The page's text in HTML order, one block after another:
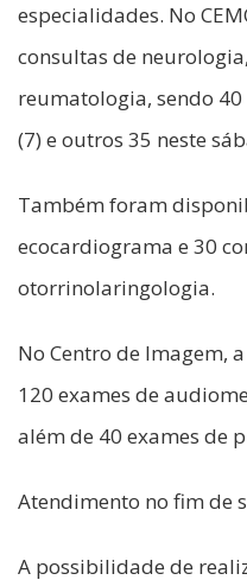
especialidades. No
consultas de
reumatologia, sendo
(7) e outros 35 neste
Também foram
ecocardiograma e 30
otorrinolaringologia.
No Centro de Imagem,
120 exames de
além de 40 exames de
Atendimento no fim de
A possibilidade de